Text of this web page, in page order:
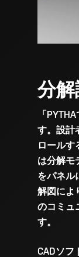
分解
「
す。設計
ロールす
は分解モ
をパネル
解図によ
のコミュ
す。
CADソフ